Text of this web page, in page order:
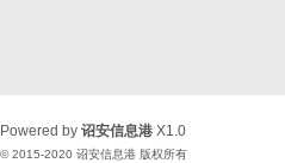
Powered by 诏安信息港 X1.0
© 2015-2020 诏安信息港 版权所有